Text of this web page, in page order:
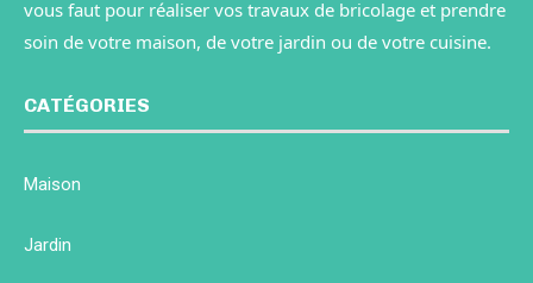
vous faut pour réaliser vos travaux de bricolage et prendre
soin de votre maison, de votre jardin ou de votre cuisine.
CATÉGORIES
Maison
Jardin